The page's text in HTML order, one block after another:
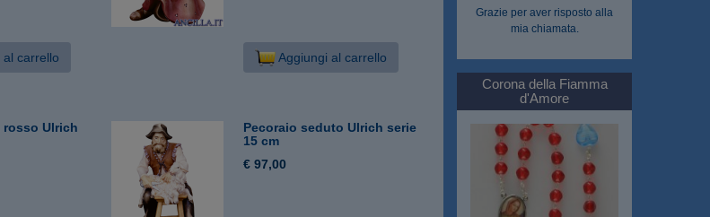
carrello Aggiungi al carrello
rosso Ulrich
Pecoraio seduto Ulrich serie
15 cm
€ 97,00
Grazie per aver risposto alla
mia chiamata.
Corona della Fiamma
d'Amore